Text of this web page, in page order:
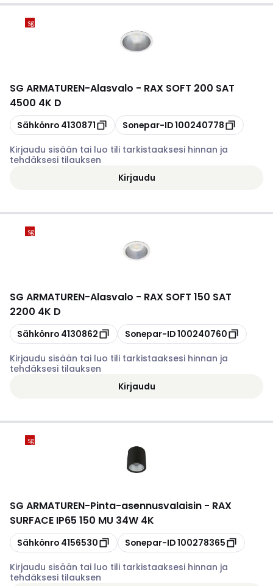
SG ARMATUREN-Alasvalo - RAX SOFT 200 SAT
4500 4K D
Kopioi
Sähkönro 4130871 Kopioi
Sonepar-ID100240778
Kirjaudu sisään tai luo tili tarkistaaksesi hinnan ja
tehdäksesi tilauksen
Kirjaudu
SG ARMATUREN-Alasvalo - RAX SOFT 150 SAT
2200 4K D
Kopioi
Sähkönro 4130862 Kopioi
Sonepar-ID100240760
Kirjaudu sisään tai luo tili tarkistaaksesi hinnan ja
tehdäksesi tilauksen
Kirjaudu
SG ARMATUREN-Pinta-asennusvalaisin - RAX
SURFACE IP65 150 MU 34W 4K
Kopioi
Sähkönro 4156530 Kopioi
Sonepar-ID100278365
Kirjaudu sisään tai luo tili tarkistaaksesi hinnan ja
tehdäksesi tilauksen